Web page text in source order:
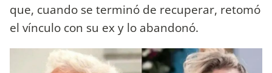
que, cuando se terminó de recuperar, retomó
el vínculo con su ex y lo abandonó.